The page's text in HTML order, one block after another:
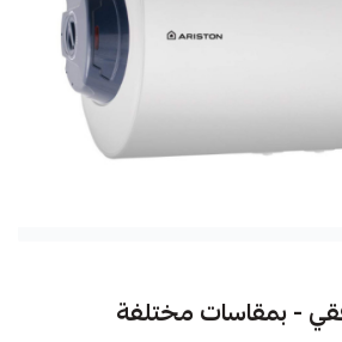
- بمقاسات مختلفة